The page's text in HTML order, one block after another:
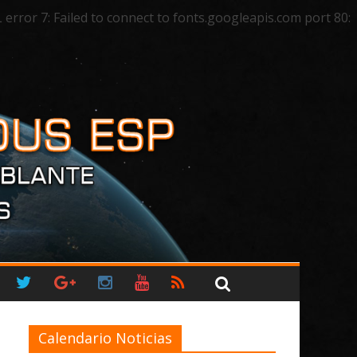
7: Failed to connect to fonts.googleapis.com port 80:
Calendario Noticias